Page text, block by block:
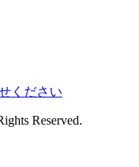
ください
Reserved.